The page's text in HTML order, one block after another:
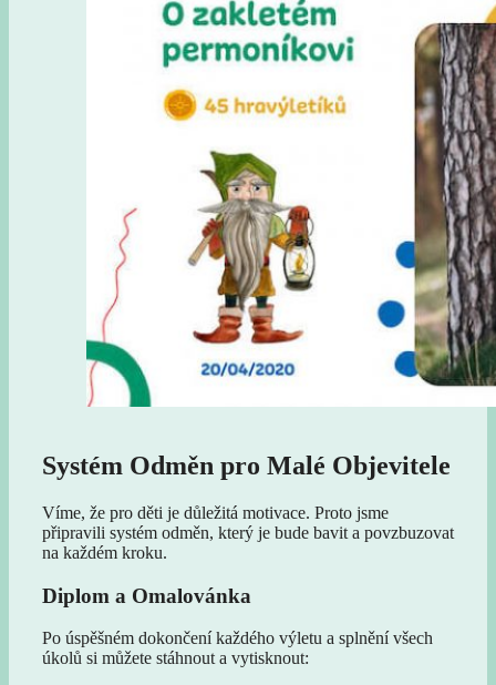
Systém Odměn pro Malé Objevitele
Víme, že pro děti je důležitá motivace. Proto jsme
připravili systém odměn, který je bude bavit a povzbuzovat
na každém kroku.
Diplom a Omalovánka
Po úspěšném dokončení každého výletu a splnění všech
úkolů si můžete stáhnout a vytisknout: